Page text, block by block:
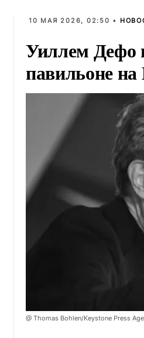
10 МАЯ 2026, 02:50 •
Уиллем Дефо
павильоне
@ Thomas Bohlen/Keystone Press